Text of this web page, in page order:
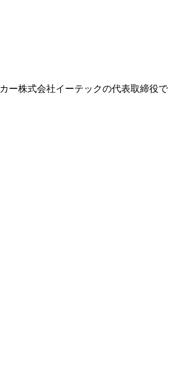
ー株式会社イーテックの代表取締役で